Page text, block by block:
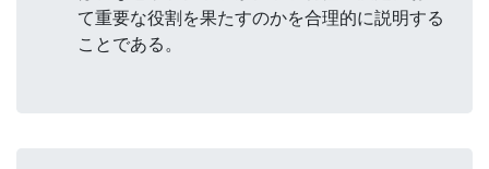
て重要な役割を果たすのかを合理的に説明する
ことである。